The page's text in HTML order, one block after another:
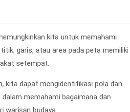
kita untuk memahami
garis, atau area pada peta memiliki
setempat.
kita dapat mengidentifikasi pola dan
memahami bagaimana dan
warisan budaya.